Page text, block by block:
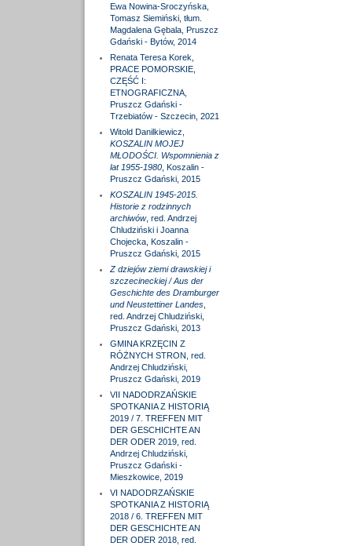
Ewa Nowina-Sroczyńska,
Tomasz Siemiński, tłum.
Magdalena Gębala, Pruszcz
Gdański - Bytów, 2014
Renata Teresa Korek,
PRACE POMORSKIE,
CZĘŚĆ I:
ETNOGRAFICZNA,
Pruszcz Gdański -
Trzebiatów - Szczecin, 2021
Witold Danilkiewicz,
KOSZALIN MOJEJ
MŁODOŚCI. Wspomnienia z
lat 1955-1980, Koszalin -
Pruszcz Gdański, 2015
KOSZALIN 1945-2015.
Historie z rodzinnych
archiwów, red. Andrzej
Chludziński i Joanna
Chojecka, Koszalin -
Pruszcz Gdański, 2015
Z dziejów ziemi drawskiej i
szczecineckiej / Aus der
Geschichte des Dramburger
und Neustettiner Landes,
red. Andrzej Chludziński,
Pruszcz Gdański, 2013
GMINA KRZĘCIN Z
RÓŻNYCH STRON, red.
Andrzej Chludziński,
Pruszcz Gdański, 2019
VII NADODRZAŃSKIE
SPOTKANIA Z HISTORIĄ
2019 / 7. TREFFEN MIT
DER GESCHICHTE AN
DER ODER 2019, red.
Andrzej Chludziński,
Pruszcz Gdański -
Mieszkowice, 2019
VI NADODRZAŃSKIE
SPOTKANIA Z HISTORIĄ
2018 / 6. TREFFEN MIT
DER GESCHICHTE AN
DER ODER 2018, red.